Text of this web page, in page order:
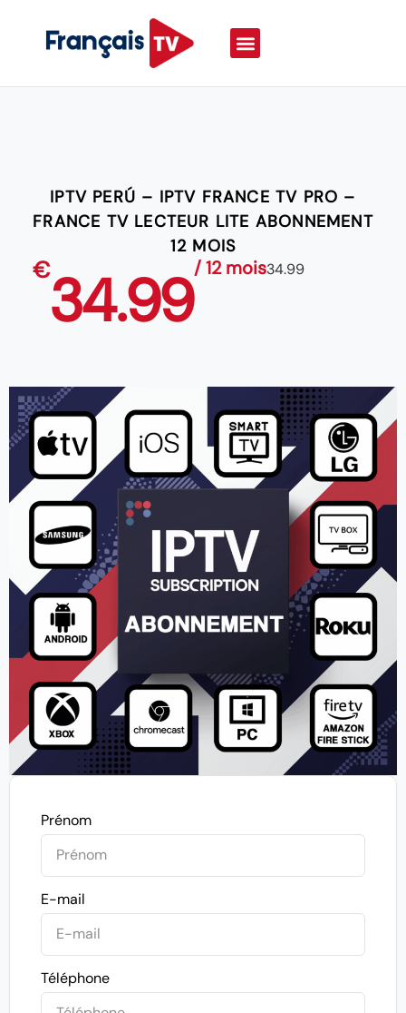
IPTV PERÚ – IPTV FRANCE TV PRO –
FRANCE TV LECTEUR LITE ABONNEMENT
12 MOIS
€34.99/ 12 mois34.99
Prénom
E-mail
Téléphone